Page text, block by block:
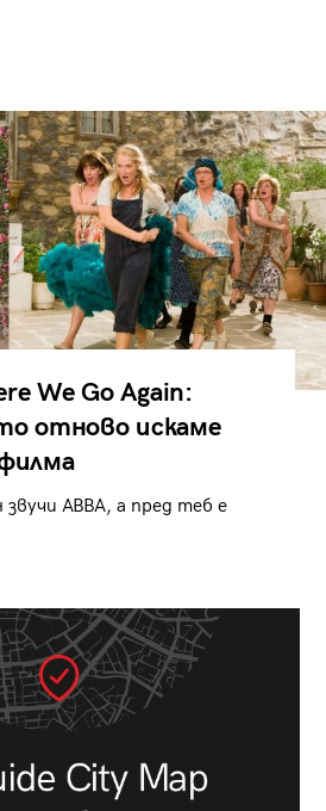
We Go Again:
отново искаме
ABBA, а пред теб е